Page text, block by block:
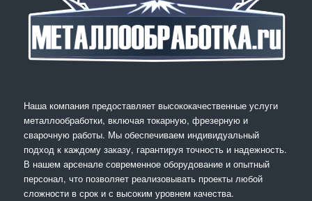
Наша компания предоставляет высококачественные услуги
металлообработки, включая токарную, фрезерную и
сварочную работы. Мы обеспечиваем индивидуальный
подход к каждому заказу, гарантируя точность и надежность.
В нашем арсенале современное оборудование и опытный
персонал, что позволяет реализовывать проекты любой
сложности в срок и с высоким уровнем качества.